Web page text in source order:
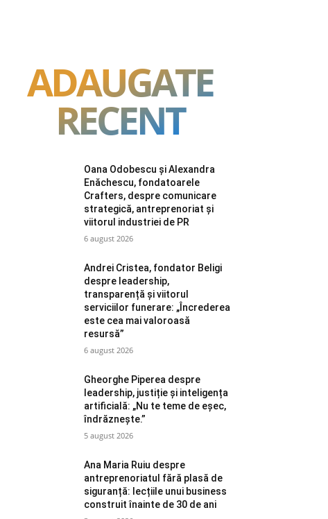
ADAUGATE
RECENT
Oana Odobescu și Alexandra
Enăchescu, fondatoarele
Crafters, despre comunicare
strategică, antreprenoriat și
viitorul industriei de PR
6 august 2026
Andrei Cristea, fondator Beligi
despre leadership,
transparență și viitorul
serviciilor funerare: „Încrederea
este cea mai valoroasă
resursă”
6 august 2026
Gheorghe Piperea despre
leadership, justiție și inteligența
artificială: „Nu te teme de eșec,
îndrăznește.”
5 august 2026
Ana Maria Ruiu despre
antreprenoriatul fără plasă de
siguranță: lecțiile unui business
construit înainte de 30 de ani